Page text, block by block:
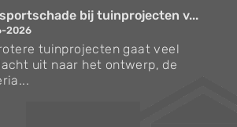
bij tuinprojecten v...
2026
tuinprojecten gaat veel
uit naar het ontwerp, de